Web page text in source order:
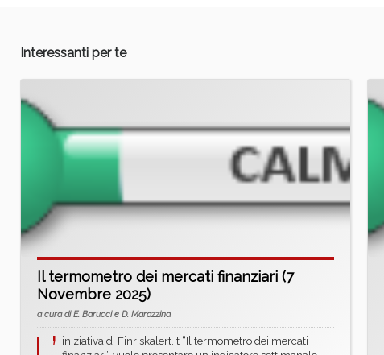
Interessanti per te
Il termometro dei mercati finanziari (7
Novembre 2025)
a cura di E. Barucci e D. Marazzina
iniziativa di Finriskalert.it “Il termometro dei mercati